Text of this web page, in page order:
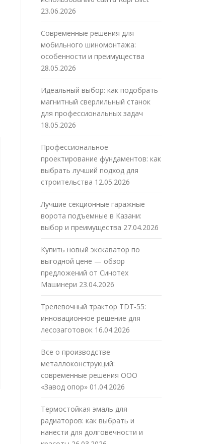
23.06.2026
Современные решения для
мобильного шиномонтажа:
особенности и преимущества
28.05.2026
Идеальный выбор: как подобрать
магнитный сверлильный станок
для профессиональных задач
18.05.2026
Профессиональное
проектирование фундаментов: как
выбрать лучший подход для
строительства 12.05.2026
Лучшие секционные гаражные
ворота подъемные в Казани:
выбор и преимущества 27.04.2026
Купить новый экскаватор по
выгодной цене — обзор
предложений от Синотех
Машинери 23.04.2026
Трелевочный трактор TDT-55:
инновационное решение для
лесозаготовок 16.04.2026
Все о производстве
металлоконструкций:
современные решения ООО
«Завод опор» 01.04.2026
Термостойкая эмаль для
радиаторов: как выбрать и
нанести для долговечности и